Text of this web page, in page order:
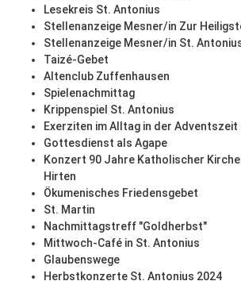
Lesekreis St. Antonius
Stellenanzeige Mesner/in Zur
Stellenanzeige Mesner/in St.
Taizé-Gebet
Altenclub Zuffenhausen
Spielenachmittag
Krippenspiel St. Antonius
Exerziten im Alltag in der Adventszeit
Gottesdienst als Agape
Konzert 90 Jahre Katholischer
Hirten
Ökumenisches Friedensgebet
St. Martin
Nachmittagstreff "Goldherbst"
Mittwoch-Café in St. Antonius
Glaubenswege
Herbstkonzerte St. Antonius 2024